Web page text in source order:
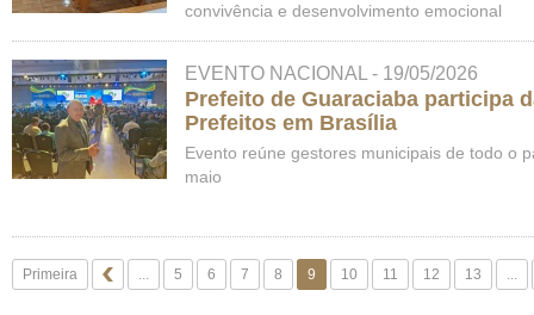
convivência e desenvolvimento emocional
EVENTO NACIONAL - 19/05/2026
Prefeito de Guaraciaba participa
Prefeitos em Brasília
Evento reúne gestores municipais de todo o
maio
Primeira ... 5 6 7 8 9 10 11 12 13 ...